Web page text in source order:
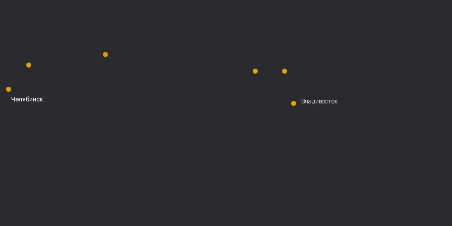
Владивосток
Челябинск